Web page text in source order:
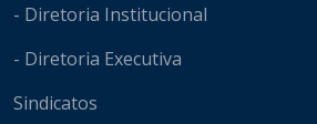
- Diretoria Institucional
- Diretoria Executiva
Sindicatos